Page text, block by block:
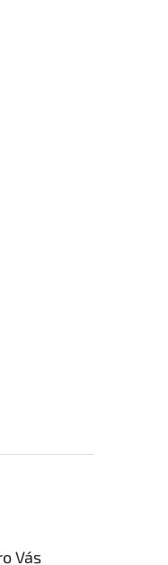
Vás